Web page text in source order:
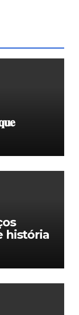
história